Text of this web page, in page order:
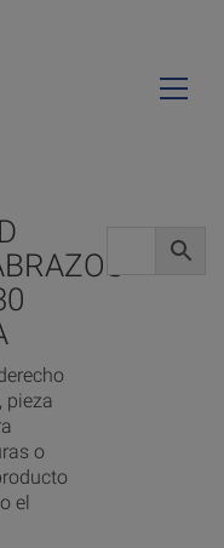
pieza
o
el